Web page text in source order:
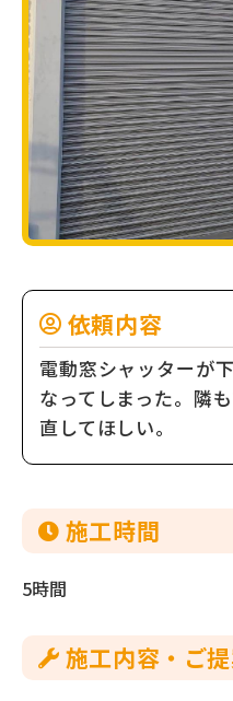
依頼内容
電動窓シャッターが
なってしまった。隣
直してほしい。
施⼯時間
5時間
施⼯内容‧ご